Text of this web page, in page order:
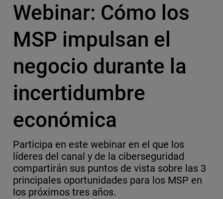
Webinar: Cómo los
MSP impulsan el
negocio durante la
incertidumbre
económica
Participa en este webinar en el que los
líderes del canal y de la ciberseguridad
compartirán sus puntos de vista sobre las 3
principales oportunidades para los MSP en
los próximos tres años.